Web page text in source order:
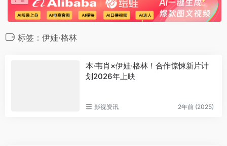
标签：伊娃·格林
本·韦肖×伊娃·格林！合作惊悚新片计
划2026年上映
影视资讯 2年前 (2025)